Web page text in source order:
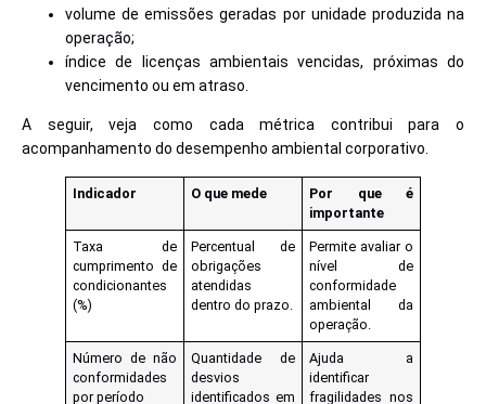
volume de emissões geradas por unidade produzida na
operação;
índice de licenças ambientais vencidas, próximas do
vencimento ou em atraso.
A seguir, veja como cada métrica contribui para o
acompanhamento do desempenho ambiental corporativo.
Indicador O que mede
Por que é
importante
Taxa de
cumprimento de
condicionantes
(%)
Percentual de
obrigações
atendidas
dentro do prazo.
Permite avaliar o
nível de
conformidade
ambiental da
operação.
Número de não
conformidades
por período
Quantidade de
desvios
identificados em
Ajuda a
identificar
fragilidades nos